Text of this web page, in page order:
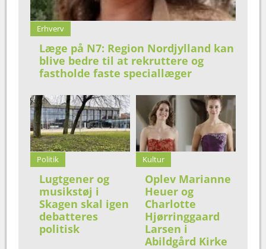
Erhverv
Læge på N7: Region Nordjylland kan
blive bedre til at rekruttere og
fastholde faste speciallæger
Politik
Lugtgener og
musikstøj i
Skagen skal igen
debatteres
politisk
Kultur
Oplev Marianne
Heuer og
Charlotte
Hjørringgaard
Larsen i
Abildgård Kirke